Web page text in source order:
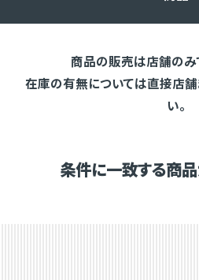
商品の販売は店舗のみ
在庫の有無については直接店
い。
条件に一致する商品